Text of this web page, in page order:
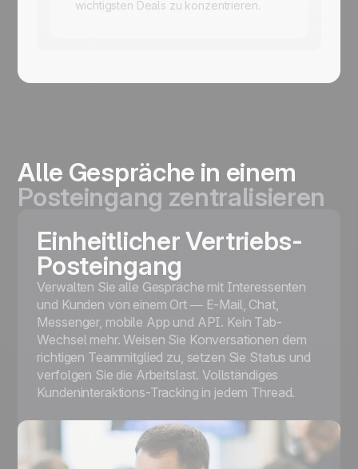
wichtigsten Deals zu konzentrieren.
Alle Gespräche in einem
Posteingang zentralisieren
Einheitlicher Vertriebs-
Posteingang
Verwalten Sie alle Gespräche mit Interessenten
und Kunden von einem Ort — E-Mail, Chat,
Messenger, mobile App und API. Kein Tab-
Wechsel mehr. Weisen Sie Konversationen dem
richtigen Teammitglied zu, setzen Sie Status und
verfolgen Sie die Arbeitslast. Vollständiges
Kundeninteraktions-Tracking in jedem Thread.